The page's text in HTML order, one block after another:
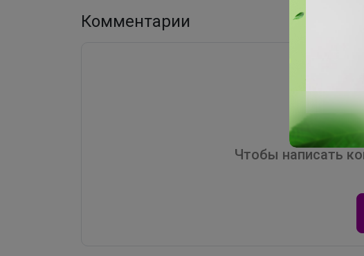
Комментарии
Чтобы написать